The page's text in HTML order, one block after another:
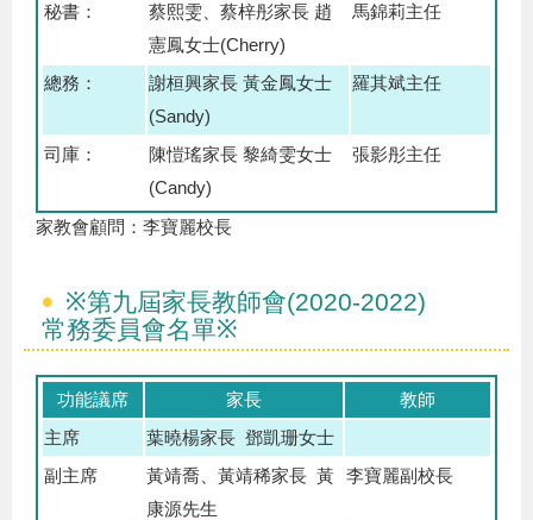
秘書：
蔡熙雯、蔡梓彤家長 趙
憲鳳女士(Cherry)
馬錦莉主任
總務：
謝桓興家長 黃金鳳女士
(Sandy)
羅其斌主任
司庫：
陳愷瑤家長 黎綺雯女士
(Candy)
張影彤主任
家教會顧問：李寶麗校長
※第九屆家長教師會(2020-2022)
常務委員會名單※
功能議席 家長
教師
主席
葉曉楊家長 鄧凱珊女士
副主席
黃靖喬、黃靖稀家長 黃
康源先生
李寶麗副校長